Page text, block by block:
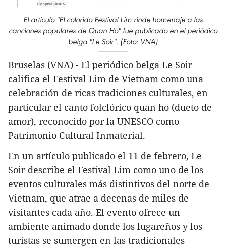
El artículo "El colorido Festival Lim rinde homenaje a las
canciones populares de Quan Ho" fue publicado en el periódico
belga "Le Soir". (Foto: VNA)
Bruselas (VNA) - El periódico belga Le Soir
califica el Festival Lim de Vietnam como una
celebración de ricas tradiciones culturales, en
particular el canto folclórico quan ho (dueto de
amor), reconocido por la UNESCO como
Patrimonio Cultural Inmaterial.
En un artículo publicado el 11 de febrero, Le
Soir describe el Festival Lim como uno de los
eventos culturales más distintivos del norte de
Vietnam, que atrae a decenas de miles de
visitantes cada año. El evento ofrece un
ambiente animado donde los lugareños y los
turistas se sumergen en las tradicionales